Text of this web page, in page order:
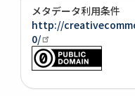
メタデータ利用条件
http://
0/